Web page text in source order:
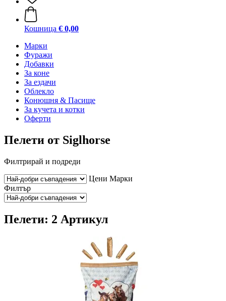
Кошница € 0,00
Марки
Фуражи
Добавки
За коне
За ездачи
Облекло
Конюшня & Пасище
За кучета и котки
Оферти
Пелети от Siglhorse
Филтрирай и подреди
Цени Марки
Филтър
Пелети: 2 Артикул